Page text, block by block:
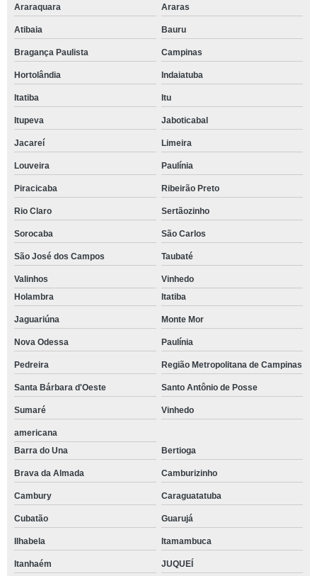
Araraquara Araras
Atibaia Bauru
Bragança Paulista Campinas
Hortolândia Indaiatuba
Itatiba Itu
Itupeva Jaboticabal
Jacareí Limeira
Louveira Paulínia
Piracicaba Ribeirão Preto
Rio Claro Sertãozinho
Sorocaba São Carlos
São José dos Campos Taubaté
Valinhos
Vinhedo
Holambra
Itatiba
Jaguariúna Monte Mor
Nova Odessa Paulínia
Pedreira Região Metropolitana de Campinas
Santa Bárbara d'Oeste Santo Antônio de Posse
Sumaré Vinhedo
americana
Barra do Una
Bertioga
Brava da Almada Camburizinho
Cambury Caraguatatuba
Cubatão Guarujá
Ilhabela Itamambuca
Itanhaém JUQUEÍ